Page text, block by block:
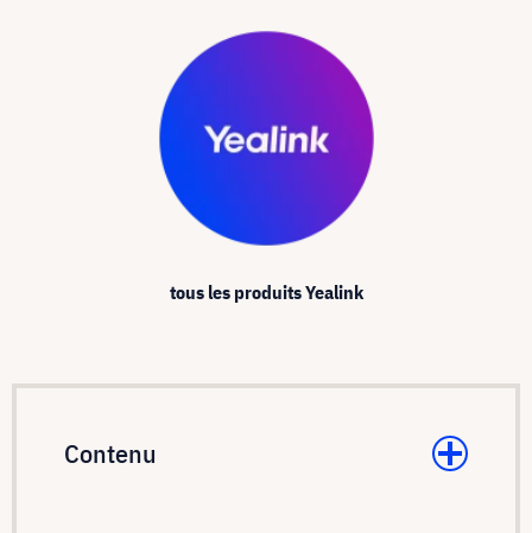
tous les produits Yealink
Contenu